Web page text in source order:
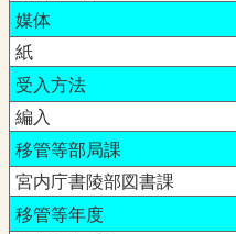
媒体
紙
受入方法
編入
移管等部局課
宮内庁書陵部図書課
移管等年度